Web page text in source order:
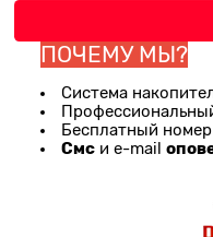
ПОЧЕМУ МЫ?
Система
Бесплатный номер
Смс и e-mail